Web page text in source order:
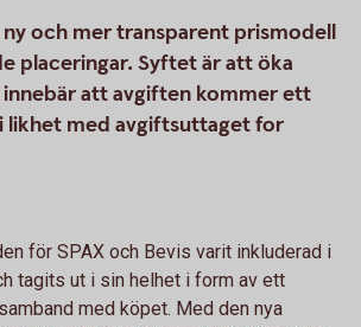
och mer transparent prismodell
placeringar. Syftet är att öka
att avgiften kommer ett
likhet med avgiftsuttaget for
för SPAX och Bevis varit inkluderad i
tagits ut i sin helhet i form av ett
med köpet. Med den nya